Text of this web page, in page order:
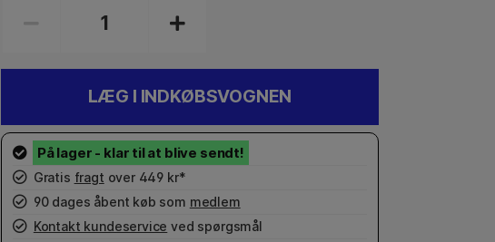
LÆG I INDKØBSVOGNEN
Gratis fragt over 449 kr*
90 dages åbent køb som medlem
Kontakt kundeservice ved spørgsmål